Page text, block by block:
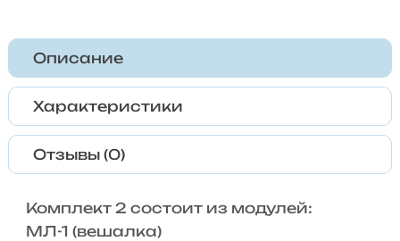
Описание
Характеристики
Отзывы (0)
Комплект 2 состоит из модулей:
МЛ-1 (вешалка)